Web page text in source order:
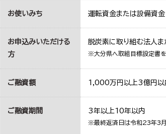
お使いみち 運転資金または設備資金
お申込みいただける
方
脱炭素に取り組む法人
※大分県へ取組目標設定書を
ご融資額 1,000万円以上3億円以
ご融資期間 3年以上10年以内
※最終返済日は令和23年3月